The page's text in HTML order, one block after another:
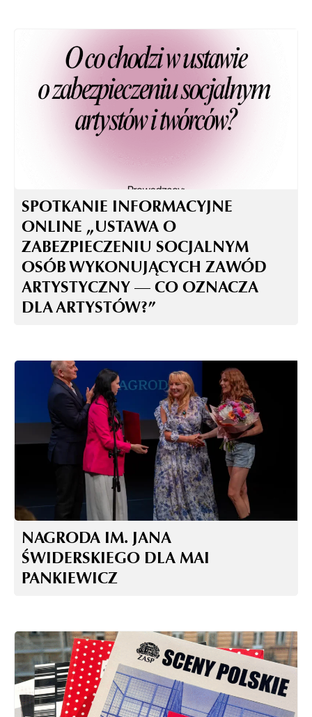
SPOTKANIE INFORMACYJNE
ONLINE „USTAWA O
ZABEZPIECZENIU SOCJALNYM
OSÓB WYKONUJĄCYCH ZAWÓD
ARTYSTYCZNY — CO OZNACZA
DLA ARTYSTÓW?”
NAGRODA IM. JANA
ŚWIDERSKIEGO DLA MAI
PANKIEWICZ